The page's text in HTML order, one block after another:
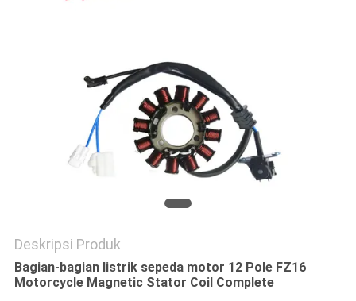
Deskripsi Produk
Bagian-bagian listrik sepeda motor 12 Pole FZ16
Motorcycle Magnetic Stator Coil Complete